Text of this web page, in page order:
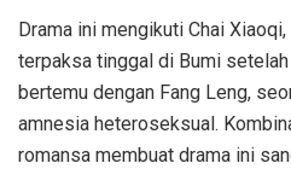
Drama ini mengikuti Chai
terpaksa tinggal di Bumi
bertemu dengan Fang Leng,
amnesia heteroseksual.
romansa membuat drama ini